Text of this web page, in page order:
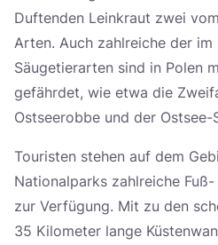
Duftenden Leinkraut zwei
Arten. Auch zahlreiche der
Säugetierarten sind in Polen
gefährdet, wie etwa die
Ostseerobbe und der Ostsee-
Touristen stehen auf dem
Nationalparks zahlreiche
zur Verfügung. Mit zu den
35 Kilometer lange